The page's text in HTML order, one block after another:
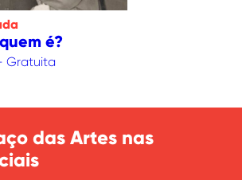
é?
Gratuita
das Artes nas